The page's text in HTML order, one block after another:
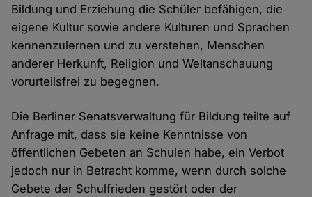
Bildung und Erziehung die Schüler befähigen, die
eigene Kultur sowie andere Kulturen und Sprachen
kennenzulernen und zu verstehen, Menschen
anderer Herkunft, Religion und Weltanschauung
vorurteilsfrei zu begegnen.
Die Berliner Senatsverwaltung für Bildung teilte auf
Anfrage mit, dass sie keine Kenntnisse von
öffentlichen Gebeten an Schulen habe, ein Verbot
jedoch nur in Betracht komme, wenn durch solche
Gebete der Schulfrieden gestört oder der